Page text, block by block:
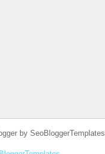
by SeoBloggerTemplates.